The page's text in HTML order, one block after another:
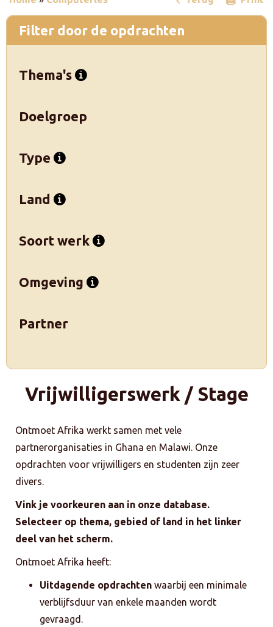
Filter door de opdrachten
Thema's
Doelgroep
Type
Land
Soort werk
Omgeving
Partner
Vrijwilligerswerk / Stage
Ontmoet Afrika werkt samen met vele
partnerorganisaties in Ghana en Malawi. Onze
opdrachten voor vrijwilligers en studenten zijn zeer
divers.
Vink je voorkeuren aan in onze database.
Selecteer op thema, gebied of land in het linker
deel van het scherm.
Ontmoet Afrika heeft:
Uitdagende opdrachten waarbij een minimale
verblijfsduur van enkele maanden wordt
gevraagd.